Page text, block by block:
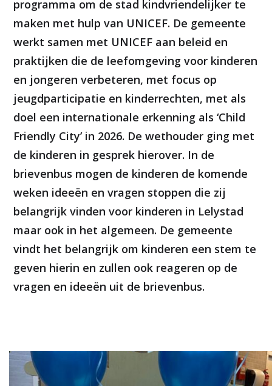
programma om de stad kindvriendelijker te
maken met hulp van UNICEF. De gemeente
werkt samen met UNICEF aan beleid en
praktijken die de leefomgeving voor kinderen
en jongeren verbeteren, met focus op
jeugdparticipatie en kinderrechten, met als
doel een internationale erkenning als ‘Child
Friendly City’ in 2026. De wethouder ging met
de kinderen in gesprek hierover. In de
brievenbus mogen de kinderen de komende
weken ideeën en vragen stoppen die zij
belangrijk vinden voor kinderen in Lelystad
maar ook in het algemeen. De gemeente
vindt het belangrijk om kinderen een stem te
geven hierin en zullen ook reageren op de
vragen en ideeën uit de brievenbus.